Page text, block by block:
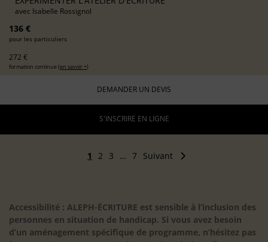
avec Isabelle Rossignol
136 €
pour les particuliers
272 €
formation continue (en savoir +)
DEMANDER UN DEVIS
S'INSCRIRE EN LIGNE
1 2 3 … 7 Suivant
Accessibilité : ALEPH-ÉCRITURE est sensible à l’inclusion des
personnes en situation de handicap. Si vous avez besoin
d’un aménagement spécifique de programme, n’hésitez pas